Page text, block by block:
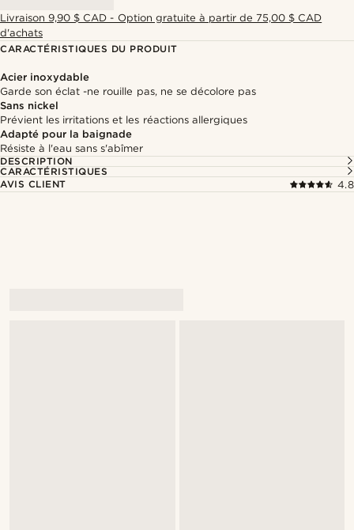
Livraison 9,90 $ CAD - Option gratuite à partir de 75,00 $ CAD
d'achats
CARACTÉRISTIQUES DU PRODUIT
Acier inoxydable
Garde son éclat -ne rouille pas, ne se décolore pas
Sans nickel
Prévient les irritations et les réactions allergiques
Adapté pour la baignade
Résiste à l'eau sans s'abîmer
DESCRIPTION
CARACTÉRISTIQUES
AVIS CLIENT
4.8